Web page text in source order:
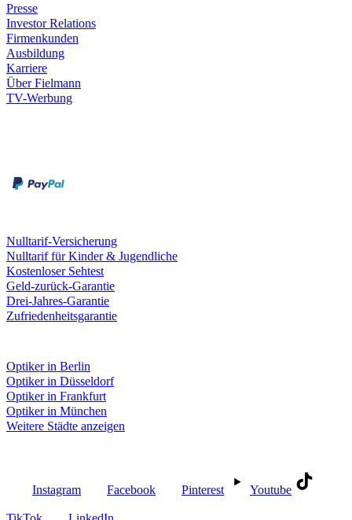
Presse
Investor Relations
Firmenkunden
Ausbildung
Karriere
Über Fielmann
TV-Werbung
Nulltarif-Versicherung
Nulltarif für Kinder & Jugendliche
Kostenloser Sehtest
Geld-zurück-Garantie
Drei-Jahres-Garantie
Zufriedenheitsgarantie
Optiker in Berlin
Optiker in Düsseldorf
Optiker in Frankfurt
Optiker in München
Weitere Städte anzeigen
Instagram Facebook Pinterest Youtube